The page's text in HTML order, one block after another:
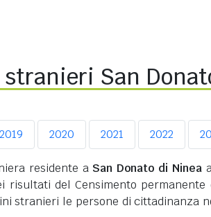
San
2019 2020 2021 2022
residente a San Donato di Ninea
risultati del Censimento permanente
stranieri le persone di cittadinanza